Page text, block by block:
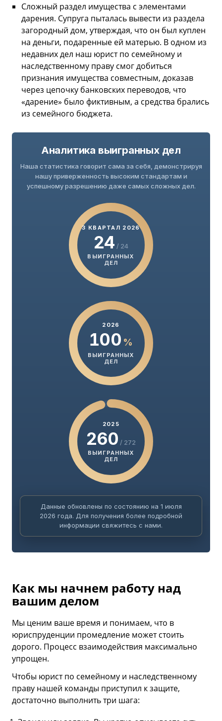
Сложный раздел имущества с элементами
дарения. Супруга пыталась вывести из раздела
загородный дом, утверждая, что он был куплен
на деньги, подаренные ей матерью. В одном из
недавних дел наш юрист по семейному и
наследственному праву смог добиться
признания имущества совместным, доказав
через цепочку банковских переводов, что
«дарение» было фиктивным, а средства брались
из семейного бюджета.
Аналитика выигранных дел
Наша статистика говорит сама за себя, демонстрируя
нашу приверженность высоким стандартам и
успешному разрешению даже самых сложных дел.
3 КВАРТАЛ 2026
24 / 24
ВЫИГРАННЫХ
ДЕЛ
2026
100 %
ВЫИГРАННЫХ
ДЕЛ
2025
260 / 272
ВЫИГРАННЫХ
ДЕЛ
Данные обновлены по состоянию на 1 июля
2026 года. Для получения более подробной
информации свяжитесь с нами.
Как мы начнем работу над
вашим делом
Мы ценим ваше время и понимаем, что в
юриспруденции промедление может стоить
дорого. Процесс взаимодействия максимально
упрощен.
Чтобы юрист по семейному и наследственному
праву нашей команды приступил к защите,
достаточно выполнить три шага: